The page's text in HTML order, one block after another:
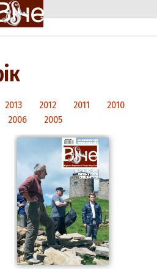
2013 2012 2011
2010
2006 2005